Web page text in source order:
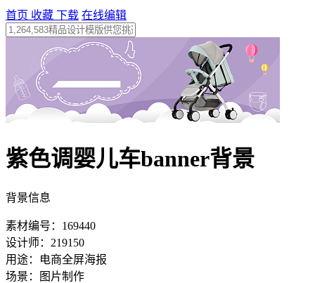
首页 收藏 下载 在线编辑
紫色调婴儿车banner背景
背景信息
素材编号：169440
设计师：219150
用途：电商全屏海报
场景：图片制作